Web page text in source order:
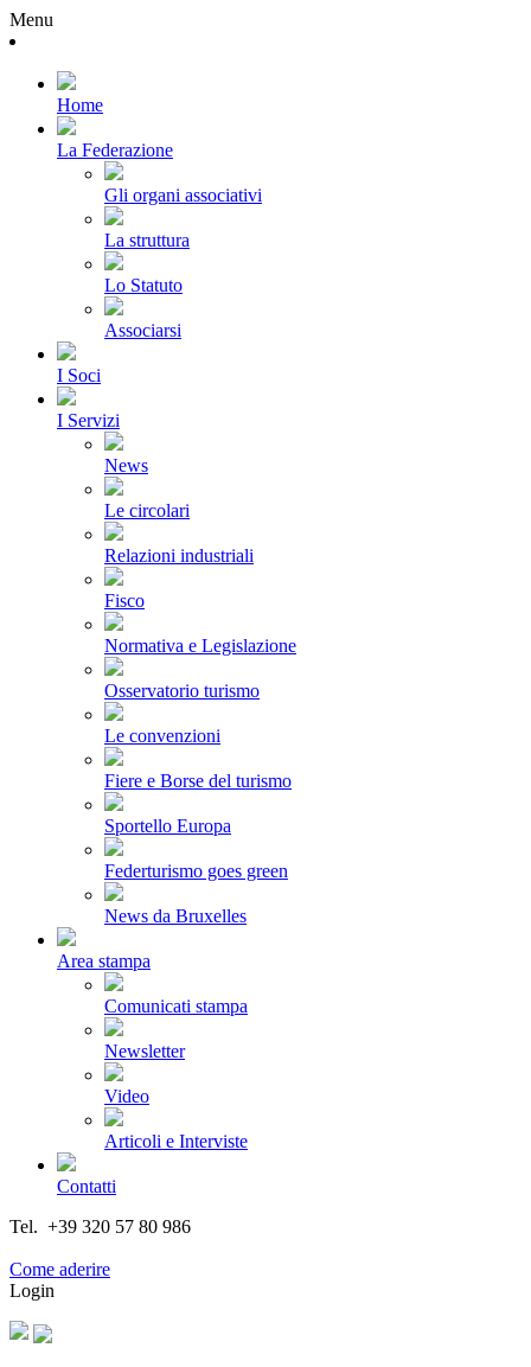
Menu
Home
La Federazione
Gli organi associativi
La struttura
Lo Statuto
Associarsi
I Soci
I Servizi
News
Le circolari
Relazioni industriali
Fisco
Normativa e Legislazione
Osservatorio turismo
Le convenzioni
Fiere e Borse del turismo
Sportello Europa
Federturismo goes green
News da Bruxelles
Area stampa
Comunicati stampa
Newsletter
Video
Articoli e Interviste
Contatti
Tel. +39 320 57 80 986
Come aderire
Login